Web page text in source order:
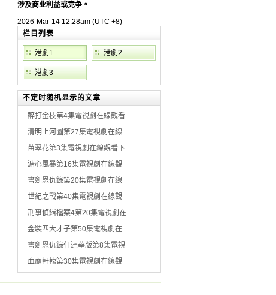
涉及商业利益或竞争。
2026-Mar-14 12:28am (UTC +8)
栏目列表
港劇1 港劇2
港劇3
不定时随机显示的文章
醉打金枝第4集電視劇在線觀看
清明上河圖第27集電視劇在線
苗翠花第3集電視劇在線觀看下
溏心風暴第16集電視劇在線觀
書劍恩仇錄第20集電視劇在線
世紀之戰第40集電視劇在線觀
刑事偵緝檔案4第20集電視劇在
金裝四大才子第50集電視劇在
書劍恩仇錄任達華版第8集電視
血薦軒轅第30集電視劇在線觀